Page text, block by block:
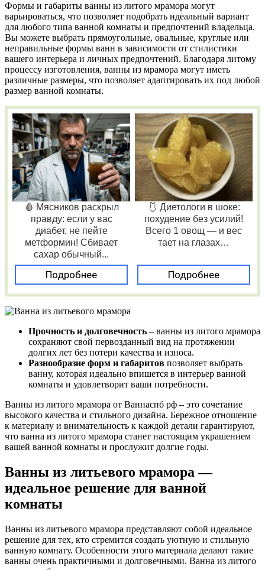
Формы и габариты ванны из литого мрамора могут
варьироваться, что позволяет подобрать идеальный вариант
для любого типа ванной комнаты и предпочтений владельца.
Вы можете выбрать прямоугольные, овальные, круглые или
неправильные формы ванн в зависимости от стилистики
вашего интерьера и личных предпочтений. Благодаря литому
процессу изготовления, ванны из мрамора могут иметь
различные размеры, что позволяет адаптировать их под любой
размер ванной комнаты.
🩸 Мясников раскрыл
правду: если у вас
диабет, не пейте
метформин! Сбивает
сахар обычный...
Подробнее
🩱 Диетологи в шоке:
похудение без усилий!
Всего 1 овощ — и вес
тает на глазах…
Подробнее
Прочность и долговечность – ванны из литого мрамора
сохраняют свой первозданный вид на протяжении
долгих лет без потери качества и износа.
Разнообразие форм и габаритов позволяет выбрать
ванну, которая идеально впишется в интерьер ванной
комнаты и удовлетворит ваши потребности.
Ванны из литого мрамора от Ваннаспб рф – это сочетание
высокого качества и стильного дизайна. Бережное отношение
к материалу и внимательность к каждой детали гарантируют,
что ванна из литого мрамора станет настоящим украшением
вашей ванной комнаты и прослужит долгие годы.
Ванны из литьевого мрамора —
идеальное решение для ванной
комнаты
Ванны из литьевого мрамора представляют собой идеальное
решение для тех, кто стремится создать уютную и стильную
ванную комнату. Особенности этого материала делают такие
ванны очень практичными и долговечными. Ванна из литого